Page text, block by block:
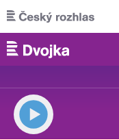
Přejít k hlavnímu obsahu